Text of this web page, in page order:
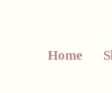
Home